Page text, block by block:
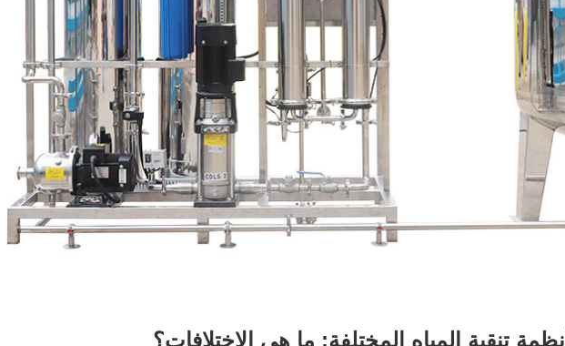
أنظمة تنقية المياه المختلفة: ما هي الاختلافات؟